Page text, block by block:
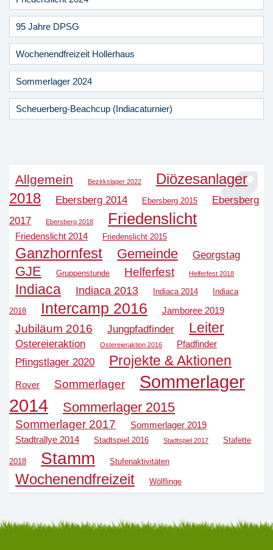
95 Jahre DPSG
Wochenendfreizeit Hollerhaus
Sommerlager 2024
Scheuerberg-Beachcup (Indiacaturnier)
Allgemein Bezirkslager 2022
Diözesanlager
2018
Ebersberg 2014 Ebersberg 2015
Ebersberg
2017
Ebersberg 2018 Friedenslicht
Friedenslicht 2014 Friedenslicht 2015
Ganzhornfest Gemeinde Georgstag
GJE Gruppenstunde Helferfest Helferfest 2018
Indiaca Indiaca 2013 Indiaca 2014 Indiaca
2018 Intercamp 2016 Jamboree 2019
Jubiläum 2016 Jungpfadfinder Leiter
Ostereieraktion Ostereieraktion 2016 Pfadfinder
Pfingstlager 2020 Projekte & Aktionen
Rover Sommerlager
Sommerlager
2014
Sommerlager 2015
Sommerlager 2017
Sommerlager 2019
Stadtrallye 2014
Stadtspiel 2016 Stadtspiel 2017 Stafette
2018 Stamm Stufenaktivitäten
Wochenendfreizeit Wölflinge